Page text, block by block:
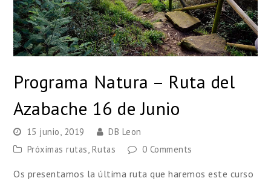
Programa Natura – Ruta del
Azabache 16 de Junio
15 junio, 2019
DB Leon
Próximas rutas Rutas 0 Comments
Os presentamos la última ruta que haremos este curso